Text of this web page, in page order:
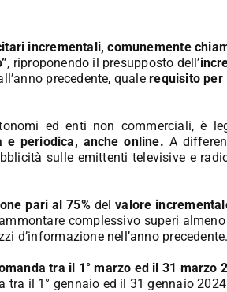
incrementali, comunemente
, riproponendo il presupposto dell’
precedente, qualerequisito per
ed enti non commerciali, è
e periodica, anche online. A
sulle emittenti televisive e
pari al 75% delvalore
complessivo superi almeno
d’informazione nell’anno precedente.
tra il 1° marzo ed il 31 marzo
il 1° gennaio ed il 31 gennaio